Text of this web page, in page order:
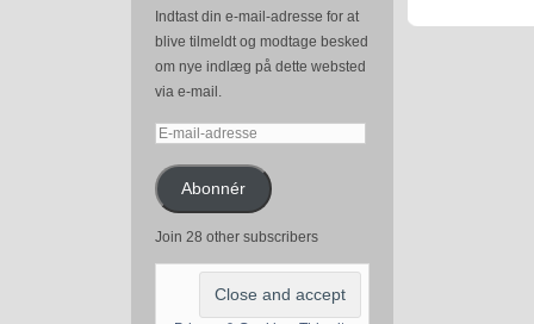
Indtast din e-mail-adresse for at
blive tilmeldt og modtage besked
om nye indlæg på dette websted
via e-mail.
E-
adresseAbonnér
Join 28 other subscribers